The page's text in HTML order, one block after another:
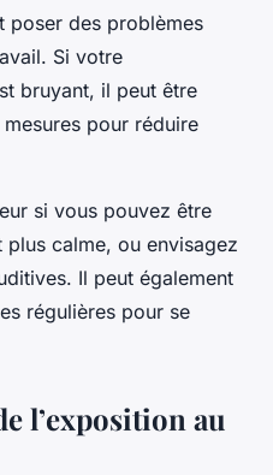
poser des problèmes
Si votre
bruyant, il peut être
pour réduire
si vous pouvez être
calme, ou envisagez
Il peut également
régulières pour se
l’exposition au